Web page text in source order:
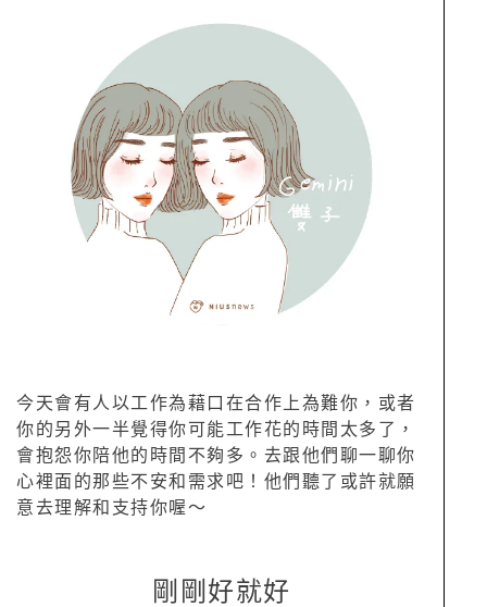
今天會有人以工作為藉口在合作上為難你，或者
你的另外一半覺得你可能工作花的時間太多了，
會抱怨你陪他的時間不夠多。去跟他們聊一聊你
心裡面的那些不安和需求吧！他們聽了或許就願
意去理解和支持你喔～
剛剛好就好